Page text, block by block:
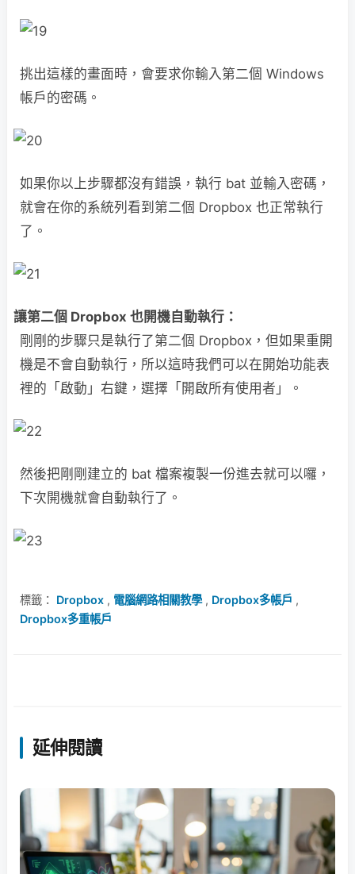
挑出這樣的畫面時，會要求你輸入第二個 Windows
帳戶的密碼。
如果你以上步驟都沒有錯誤，執行 bat 並輸入密碼，
就會在你的系統列看到第二個 Dropbox 也正常執行
了。
讓第二個 Dropbox 也開機自動執行：
剛剛的步驟只是執行了第二個 Dropbox，但如果重開
機是不會自動執行，所以這時我們可以在開始功能表
裡的「啟動」右鍵，選擇「開啟所有使用者」。
然後把剛剛建立的 bat 檔案複製一份進去就可以囉，
下次開機就會自動執行了。
標籤： Dropbox , 電腦網路相關教學, Dropbox多帳戶 ,
Dropbox多重帳戶
延伸閱讀